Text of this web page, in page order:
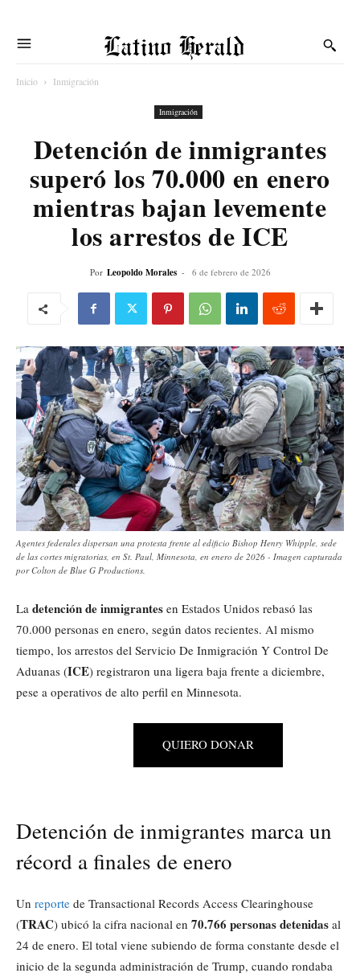
Latino Herald
Inicio Inmigración
Inmigración
Detención de inmigrantes
superó los 70.000 en enero
mientras bajan levemente
los arrestos de ICE
Por Leopoldo Morales - 6 de febrero de 2026
Agentes federales dispersan una protesta frente al edificio Bishop Henry Whipple, sede
de las cortes migratorias, en St. Paul, Minnesota, en enero de 2026 - Imagen capturada
por Colton de Blue G Productions.
La detención de inmigrantes en Estados Unidos rebasó las
70.000 personas en enero, según datos recientes. Al mismo
tiempo, los arrestos del Servicio De Inmigración Y Control De
Aduanas (ICE) registraron una ligera baja frente a diciembre,
pese a operativos de alto perfil en Minnesota.
QUIERO DONAR
Detención de inmigrantes marca un
récord a finales de enero
Un reporte de Transactional Records Access Clearinghouse
(TRAC) ubicó la cifra nacional en 70.766 personas detenidas al
24 de enero. El total viene subiendo de forma constante desde el
inicio de la segunda administración de Trump, cuando rondaba